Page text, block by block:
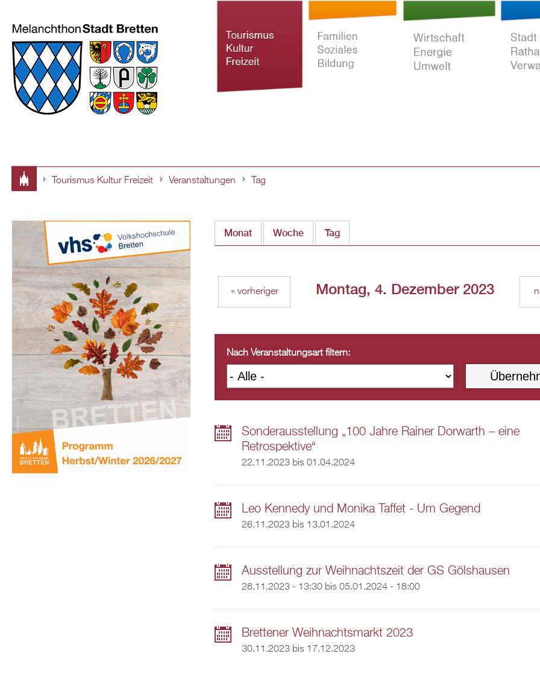
Inhalt
sind
hier
Tourismus Kultur Freizeit Veranstaltungen Tag
Monat Woche Tag
Montag, 4. Dezember 2023
« vorheriger
Nach Veranstaltungsart filtern:
Sonderausstellung „100 Jahre Rainer Dorwarth – eine
Retrospektive“
22.11.2023bis 01.04.2024
Leo Kennedy und Monika Taffet - Um Gegend
26.11.2023bis 13.01.2024
Ausstellung zur Weihnachtszeit der GS Gölshausen
28.11.2023 - 13:30bis 05.01.2024 - 18:00
Brettener Weihnachtsmarkt 2023
30.11.2023bis 17.12.2023